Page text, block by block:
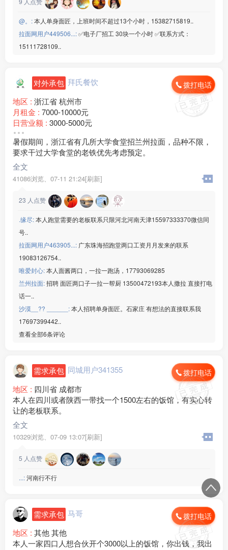
@。:本人单身面匠，上班时间不超过13个小时，15382715819..
拉面网用户449506...:✅电子厂招工 30块一个小时 ✅联系方式：
15111728109..
对外承包 拜氏餐饮 拨打电话
地区 : 浙江省 杭州市
月租金 : 7000-10000元
日营业额 : 3000-5000元
店铺面积 :
外卖情况 : 偶尔
装修情况 :简单装修
周边环境 :
店内设施 : 水电 燃气 空调 其他 齐全
暑假期间，浙江省有几所大学食堂招兰州拉面，品种不限，
要求干过大学食堂的老铁优先考虑预定。
全文
41086浏览、 07-11 21:24[刷新]
23 人点赞
.缘尽:本人跑堂需要的老板联系只限河北河南天津15597333370微信同
号..
拉面网用户463905...: 广东珠海招跑堂两口工资月月发来的联系
19083126754..
唯爱封心:本人面酱两口，一拉一跑汤，17793069285
兰州拉面:招聘 面匠两口子一拉一帮厨 13500472193本人撒拉 直接打电
话一..
沙漠__?? ______:本人招聘单身面匠。石家庄 有想法的直接联系我
17697399442..
查看全部6条评论
需求承包 同城用户341355 拨打电话
地区 : 四川省 成都市
本人在四川或者陕西一带找一个1500左右的饭馆，有实心转
让的老板联系。
全文
10329浏览、 07-09 13:07[刷新]
5 人点赞
ㅤㅤㅤㅤㅤㅤㅤㅤ...:河南行不行
需求承包 马哥 拨打电话
地区 : 其他 其他
本人一家四口人想合伙开个3000以上的饭馆，你出钱，我出